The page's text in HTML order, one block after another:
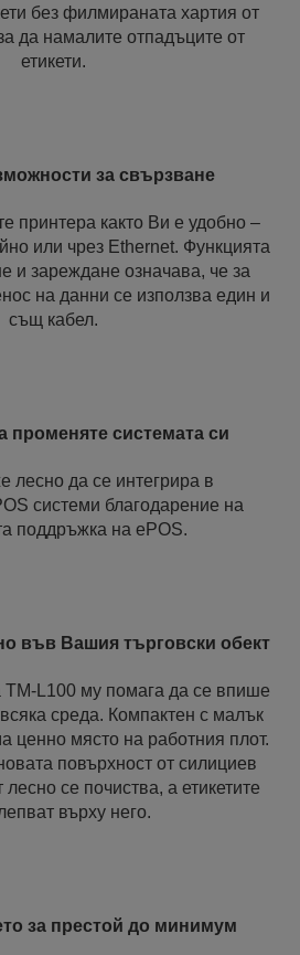
без филмираната хартия от
да намалите отпадъците от
етикети.
за свързване
принтера както Ви е удобно –
или чрез Ethernet. Функцията
и зареждане означава, че за
на данни се използва един и
същ кабел.
променяте системата си
лесно да се интегрира в
системи благодарение на
поддръжка на ePOS.
във Вашия търговски обект
TM-L100 му помага да се впише
среда. Компактен с малък
ценно място на работния плот.
повърхност от силициев
се почиства, а етикетите
върху него.
за престой до минимум